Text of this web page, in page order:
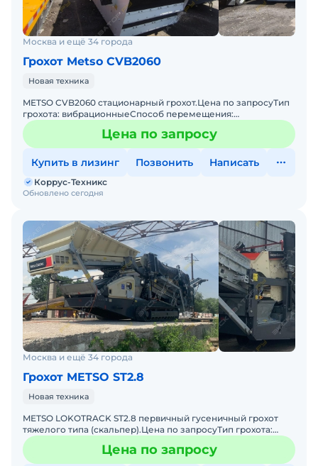
Москва и ещё 34 города
Грохот Metso CVB2060
Новая техника
METSO CVB2060 стационарный грохот.Цена по запросуТип
грохота: вибрационныеСпособ перемещения:
стационарныеСамый популярный в мире и РФ
стационарный грохот METSOЦена по запросу
Купить в лизинг Позвонить Написать
Обновлено сегодня
Коррус-Техникс
Москва и ещё 34 города
Грохот METSO ST2.8
Новая техника
METSO LOKOTRACK ST2.8 первичный гусеничный грохот
тяжелого типа (скальпер).Цена по запросуТип грохота:
вибрационныеСпособ перемещения: самоходныеСамый
популярны
Цена по запросу